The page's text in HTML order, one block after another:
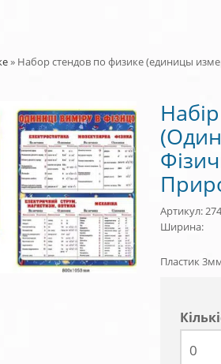
» Набор стендов по физике (единицы
Артикул:
Ширина:
Пластик